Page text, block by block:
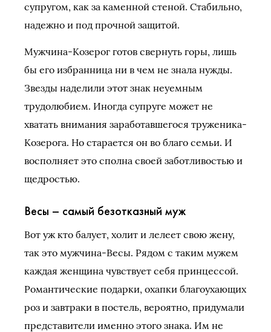
супругом, как за каменной стеной. Стабильно,
надежно и под прочной защитой.
Мужчина-Козерог готов свернуть горы, лишь
бы его избранница ни в чем не знала нужды.
Звезды наделили этот знак неуемным
трудолюбием. Иногда супруге может не
хватать внимания заработавшегося труженика-
Козерога. Но старается он во благо семьи. И
восполняет это сполна своей заботливостью и
щедростью.
Весы – самый безотказный муж
Вот уж кто балует, холит и лелеет свою жену,
так это мужчина-Весы. Рядом с таким мужем
каждая женщина чувствует себя принцессой.
Романтические подарки, охапки благоухающих
роз и завтраки в постель, вероятно, придумали
представители именно этого знака. Им не